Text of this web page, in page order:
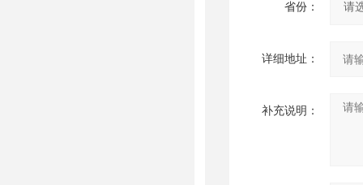
省份：
详细地址：
补充说明：